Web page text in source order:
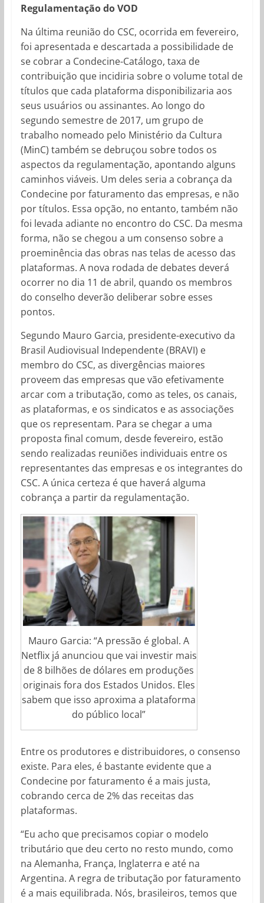
Regulamentação do VOD
Na última reunião do CSC, ocorrida em fevereiro,
foi apresentada e descartada a possibilidade de
se cobrar a Condecine-Catálogo, taxa de
contribuição que incidiria sobre o volume total de
títulos que cada plataforma disponibilizaria aos
seus usuários ou assinantes. Ao longo do
segundo semestre de 2017, um grupo de
trabalho nomeado pelo Ministério da Cultura
(MinC) também se debruçou sobre todos os
aspectos da regulamentação, apontando alguns
caminhos viáveis. Um deles seria a cobrança da
Condecine por faturamento das empresas, e não
por títulos. Essa opção, no entanto, também não
foi levada adiante no encontro do CSC. Da mesma
forma, não se chegou a um consenso sobre a
proeminência das obras nas telas de acesso das
plataformas. A nova rodada de debates deverá
ocorrer no dia 11 de abril, quando os membros
do conselho deverão deliberar sobre esses
pontos.
Segundo Mauro Garcia, presidente-executivo da
Brasil Audiovisual Independente (BRAVI) e
membro do CSC, as divergências maiores
proveem das empresas que vão efetivamente
arcar com a tributação, como as teles, os canais,
as plataformas, e os sindicatos e as associações
que os representam. Para se chegar a uma
proposta final comum, desde fevereiro, estão
sendo realizadas reuniões individuais entre os
representantes das empresas e os integrantes do
CSC. A única certeza é que haverá alguma
cobrança a partir da regulamentação.
Mauro Garcia: “A pressão é global. A
Netflix já anunciou que vai investir mais
de 8 bilhões de dólares em produções
originais fora dos Estados Unidos. Eles
sabem que isso aproxima a plataforma
do público local”
Entre os produtores e distribuidores, o consenso
existe. Para eles, é bastante evidente que a
Condecine por faturamento é a mais justa,
cobrando cerca de 2% das receitas das
plataformas.
“Eu acho que precisamos copiar o modelo
tributário que deu certo no resto mundo, como
na Alemanha, França, Inglaterra e até na
Argentina. A regra de tributação por faturamento
é a mais equilibrada. Nós, brasileiros, temos que